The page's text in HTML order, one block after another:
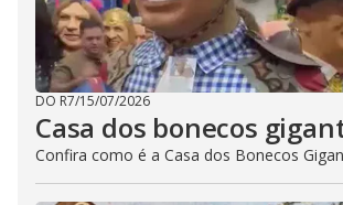
DO R7/15/07/2026
Casa dos bonecos
Confira como é a Casa dos Bonecos